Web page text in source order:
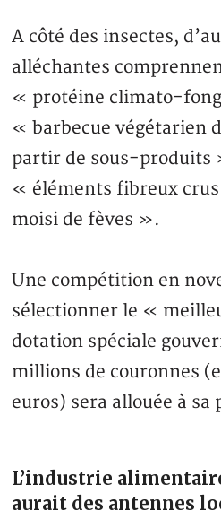
A côté des insectes,
alléchantes
« protéine climato-
« barbecue végétarien
partir de sous-produits
« éléments fibreux
moisi de fèves ».
Une compétition en
sélectionner le «
dotation spéciale
millions de couronnes
euros) sera allouée à sa
L’industrie
aurait des antennes